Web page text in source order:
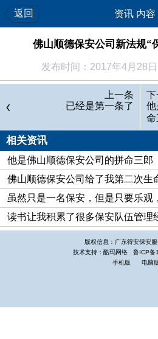
返回 资讯 内容
佛山顺德保安公司新法规“
发布时间：2017年4月28
顺德保安公司新法规“保安员七不
针对保安员利用工作上的便利
制办25日公布的《保安服务管理条
不得有限制他人人身自由、违法搜
该草案明确规定，保安员不得有
（一）限制他人人身自由、违法
（二）侮辱、殴打或者唆使殴打
（三）扣押、没收他人证件、财
（四）阻碍依法执行公务；
（五）采用暴力或者以暴力相
该草案还规定，保安员上岗时
上一条
已经是第一条了
下
他
命
相关资讯
他是佛山顺德保安公司的拼命三郎
佛山顺德保安公司给了我第二次生
版权信息：广东得安保安
技术支持：酷玛网络 鲁ICP备
手机版
电脑